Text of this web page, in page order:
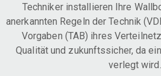
Techniker installieren Ihre
anerkannten Regeln der Technik
Vorgaben (TAB) ihres
Qualität und zukunftssicher, da
verlegt wird.